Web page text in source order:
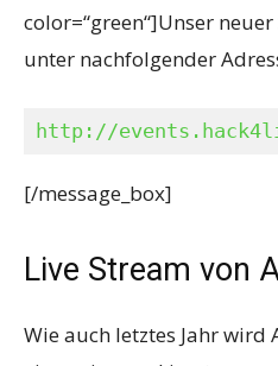
color=“green“]Unser
unter nachfolgender
http://
[/message_box]
Live Stream von
Wie auch letztes Jahr wird